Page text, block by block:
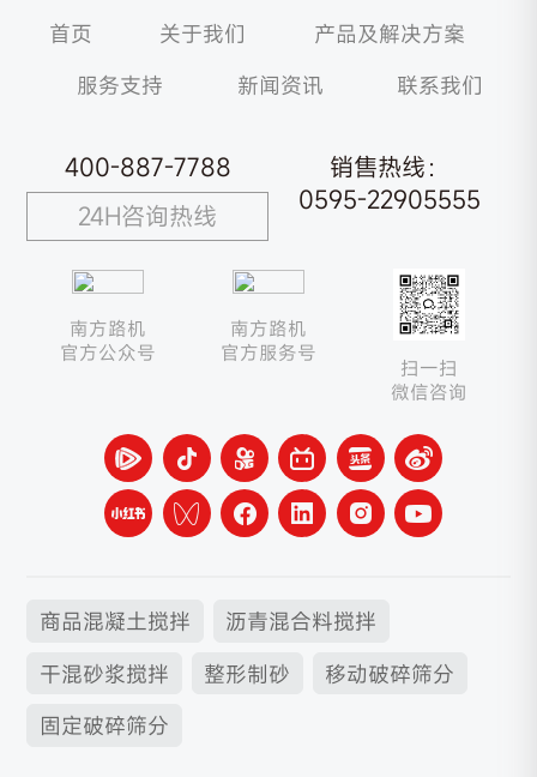
首页 关于我们
产品及解决方案
服务支持
新闻资讯 联系我们
400-887-7788
24H咨询热线
销售热线：
0595-22905555
南方路机
官方公众号
南方路机
官方服务号
扫一扫
微信咨询
商品混凝土搅拌
沥青混合料搅拌
干混砂浆搅拌
整形制砂
移动破碎筛分
固定破碎筛分